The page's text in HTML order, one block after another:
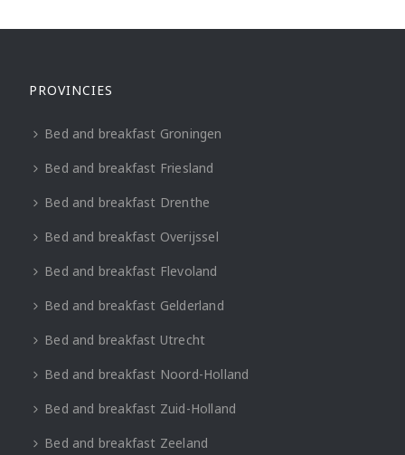
PROVINCIES
Bed and breakfast Groningen
Bed and breakfast Friesland
Bed and breakfast Drenthe
Bed and breakfast Overijssel
Bed and breakfast Flevoland
Bed and breakfast Gelderland
Bed and breakfast Utrecht
Bed and breakfast Noord-Holland
Bed and breakfast Zuid-Holland
Bed and breakfast Zeeland